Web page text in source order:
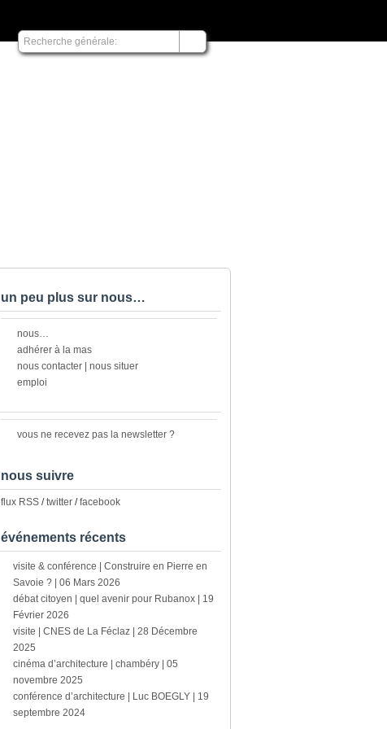
un peu plus sur nous…
nous…
adhérer à la mas
nous contacter | nous situer
emploi
vous ne recevez pas la newsletter ?
nous suivre
flux RSS /twitter /facebook
événements récents
visite & conférence | Construire en Pierre en
Savoie ? | 06 Mars 2026
débat citoyen | quel avenir pour Rubanox | 19
Février 2026
visite | CNES de La Féclaz | 28 Décembre
2025
cinéma d’architecture | chambéry | 05
novembre 2025
conférence d’architecture | Luc BOEGLY | 19
septembre 2024